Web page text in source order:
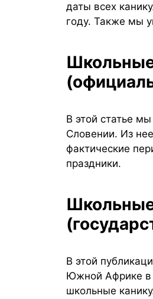
даты всех
году. Также мы
Школьные каникулы 2026-2027 в Словении
В этой статье
Словении. Из
фактические
праздники.
Школьные каникулы в Южной Африке 2026 и 2027
В этой
Южной Африке в
школьные